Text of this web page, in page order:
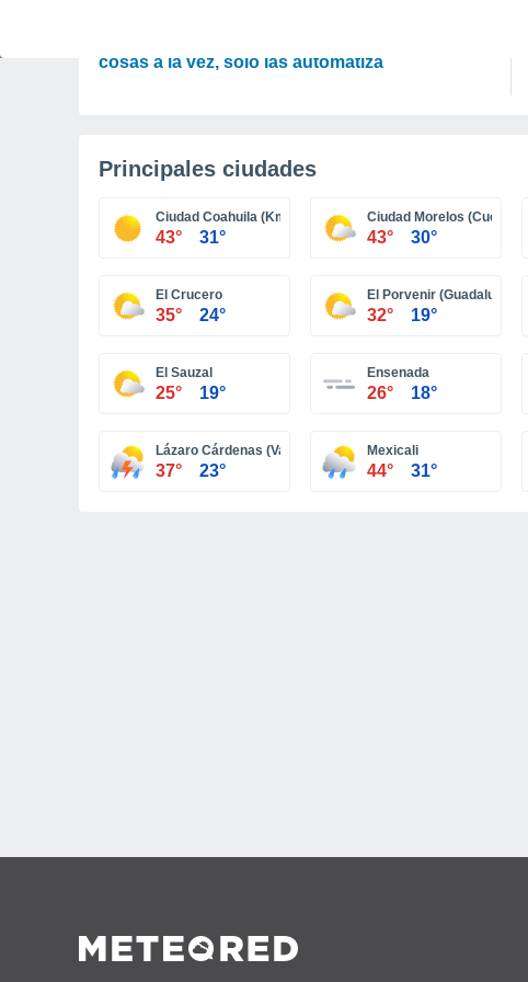
cosas a la vez, solo las automatiza
Principales ciudades
Ciudad Coahuila (Km. 57)
43° 31°
Ciudad Morelos (Cuervos)
43° 30°
El Crucero
35° 24°
El Porvenir (Guadalupe)
32° 19°
El Sauzal
25° 19°
Ensenada
26° 18°
Lázaro Cárdenas (Valle de la Trinidad)
37° 23°
Mexicali
44° 31°